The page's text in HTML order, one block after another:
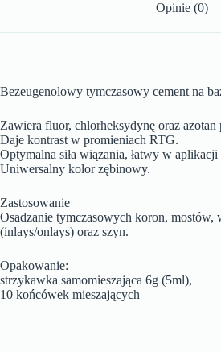
Opinie (0)
Bezeugenolowy tymczasowy cement na
Zawiera fluor, chlorheksydynę oraz azotan
Daje kontrast w promieniach RTG.
Optymalna siła wiązania, łatwy w
Uniwersalny kolor zębinowy.
Zastosowanie
Osadzanie tymczasowych koron, mostów,
(inlays/onlays) oraz szyn.
Opakowanie:
strzykawka samomieszająca 6g (5ml),
10 końcówek mieszających